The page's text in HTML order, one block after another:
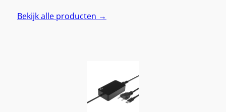
Bekijk alle producten →